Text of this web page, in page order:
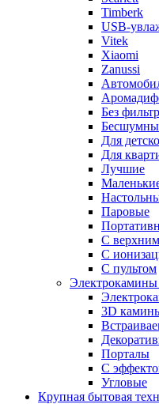
Timberk
USB-
Vitek
Xiaomi
Zanussi
Без
Для
Для
Лучшие
Паровые
С
С
С пультом
Электрокамины
3D
Порталы
С
Угловые
Крупная бытовая